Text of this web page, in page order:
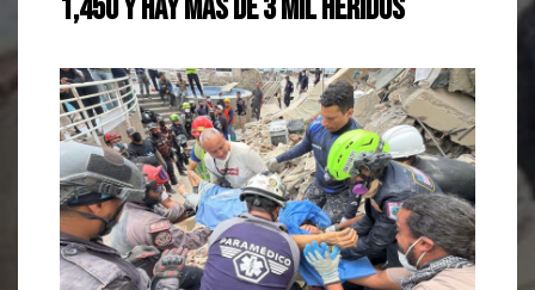
1,450 y hay más de 3 mil heridos